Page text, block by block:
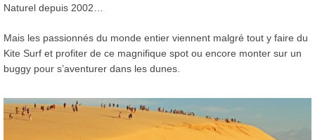
Naturel depuis 2002…
Mais les passionnés du monde entier viennent malgré tout y faire du
Kite Surf et profiter de ce magnifique spot ou encore monter sur un
buggy pour s’aventurer dans les dunes.